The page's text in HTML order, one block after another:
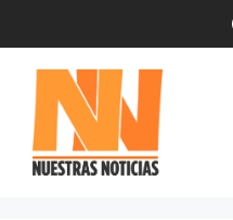
contenido